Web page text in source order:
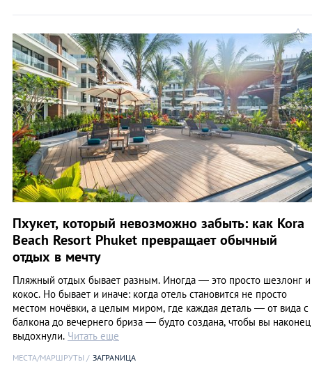
Пхукет, который невозможно забыть: как Kora
Beach Resort Phuket превращает обычный
отдых в мечту
Пляжный отдых бывает разным. Иногда — это просто шезлонг и
кокос. Но бывает и иначе: когда отель становится не просто
местом ночёвки, а целым миром, где каждая деталь — от вида с
балкона до вечернего бриза — будто создана, чтобы вы наконец
выдохнули. Читать еще
МЕСТА/МАРШРУТЫ ЗАГРАNИЦА